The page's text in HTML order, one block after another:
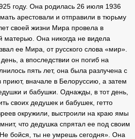
году. Она родилась 26 июля 1936
арестовали и отправили в тюрьму
своей жизни Мира провела в
матерью. Она никогда не видела
ее Мира, от русского слова «мир».
а впоследствии он погиб на
пять лет, она была разлучена с
вначале в Белоруссию, а затем
и бабушки. Однажды, в тот день,
своих дедушек и бабушек, гетто
окружили, выстроили на краю ямы
что дедушка спрятал ее под своим
бойся, ты не умрешь сегодня». Она